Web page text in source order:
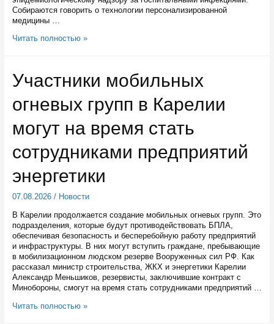
Собираются говорить о технологии персонализированной
медицины …
В
страны
обсуждают
новые
методы
Читать полностью »
Участники мобильных
огневых групп в Карелии
могут на время стать
сотрудниками предприятий
энергетики
07.08.2026/ Новости
В Карелии продолжается создание мобильных огневых групп. Это
подразделения, которые будут противодействовать БПЛА,
обеспечивая безопасность и бесперебойную работу предприятий
и инфраструктуры. В них могут вступить граждане, пребывающие
в мобилизационном людском резерве Вооруженных сил РФ. Как
рассказал министр строительства, ЖКХ и энергетики Карелии
Александр Меньшиков, резервисты, заключившие контракт с
Минобороны, смогут на время стать сотрудниками предприятий …
Участники
Читать полностью »